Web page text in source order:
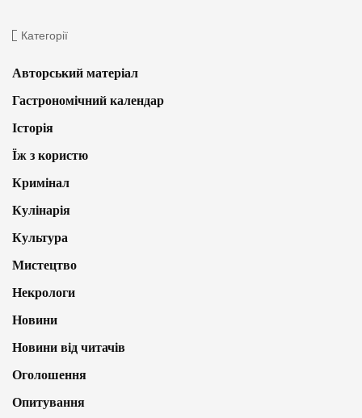
Категорії
Авторський матеріал
Гастрономічний календар
Історія
Їж з користю
Кримінал
Кулінарія
Культура
Мистецтво
Некрологи
Новини
Новини від читачів
Оголошення
Опитування